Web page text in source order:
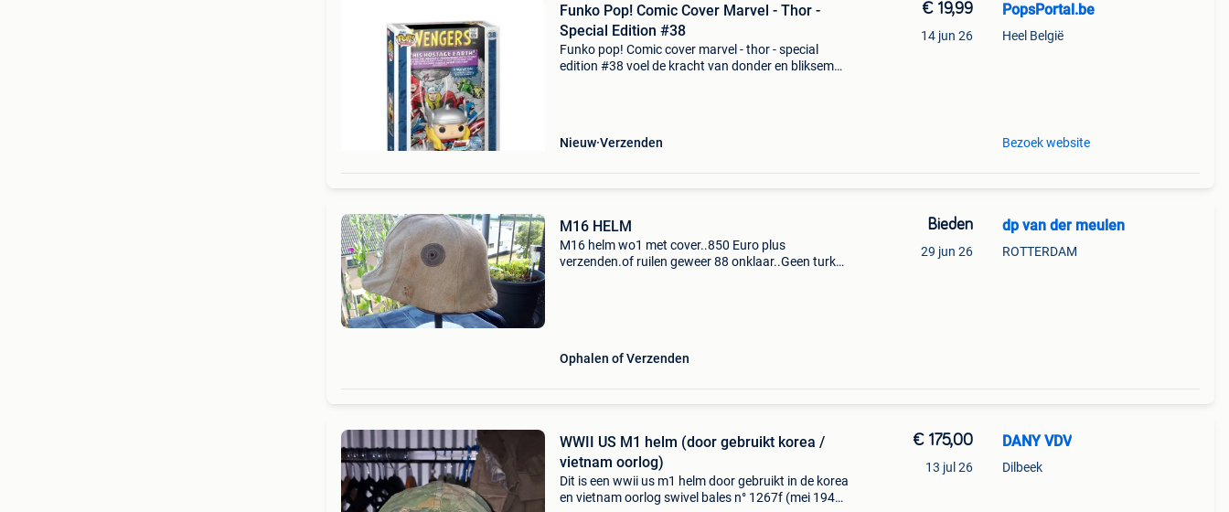
Funko Pop! Comic Cover Marvel - Thor -
Special Edition #38
Funko pop! Comic cover marvel - thor - special
edition #38 voel de kracht van donder en bliksem
Nieuw Verzenden
€ 19,99
14 jun 26
PopsPortal.be
Heel België
Bezoek website
M16 HELM
M16 helm wo1 met cover..850 Euro plus
verzenden.of ruilen geweer 88 onklaar..Geen turk
Ophalen of Verzenden
Bieden
29 jun 26
dp van der meulen
ROTTERDAM
WWII US M1 helm (door gebruikt korea /
vietnam oorlog)
Dit is een wwii us m1 helm door gebruikt in de korea
en vietnam oorlog swivel bales n° 1267f (mei 1945)
€ 175,00
13 jul 26
DANY VDV
Dilbeek